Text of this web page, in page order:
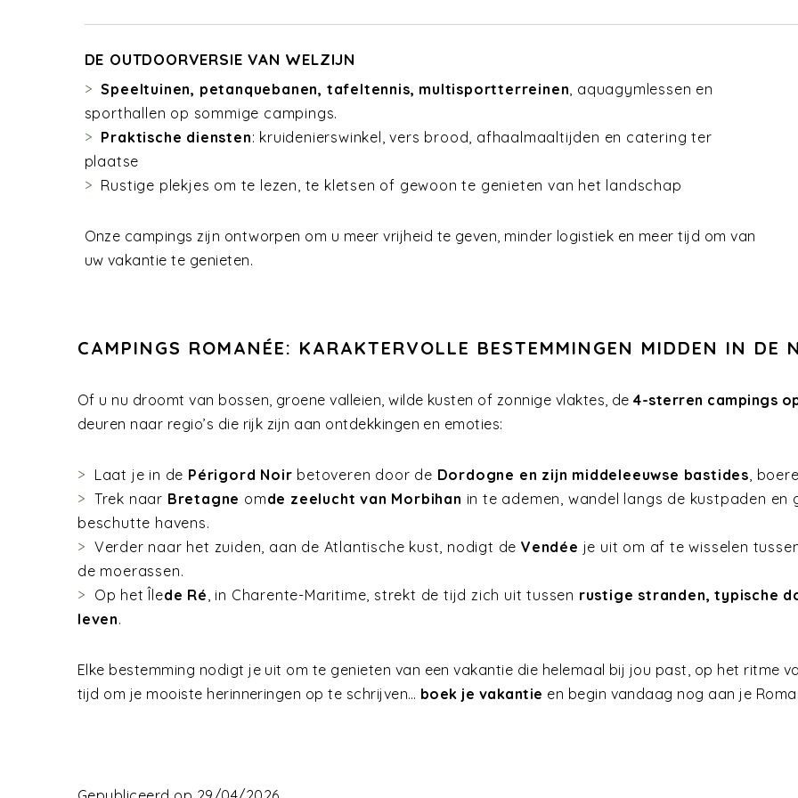
DE OUTDOORVERSIE VAN WELZIJN
Speeltuinen, petanquebanen, tafeltennis, multisportterreinen, aquagymlessen en
sporthallen op sommige campings.
Praktische diensten: kruidenierswinkel, vers brood, afhaalmaaltijden en catering ter
plaatse
Rustige plekjes om te lezen, te kletsen of gewoon te genieten van het landschap
Onze campings zijn ontworpen om u meer vrijheid te geven, minder logistiek en meer tijd om van
uw vakantie te genieten.
CAMPINGS ROMANÉE: KARAKTERVOLLE BESTEMMINGEN MIDDEN IN DE
Of u nu droomt van bossen, groene valleien, wilde kusten of zonnige vlaktes, de4-sterren campings
deuren naar regio’s die rijk zijn aan ontdekkingen en emoties:
Laat je in de Périgord Noir betoveren door de Dordogne en zijn middeleeuwse bastides,
Trek naar Bretagne omde zeelucht van Morbihan in te ademen, wandel langs de kustpaden
beschutte havens.
Verder naar het zuiden, aan de Atlantische kust, nodigt deVendée je uit om af te wisselen
de moerassen.
Op het Îlede Ré, in Charente-Maritime, strekt de tijd zich uit tussen rustige stranden, typische
leven.
Elke bestemming nodigt je uit om te genieten van een vakantie die helemaal bij jou past, op het ritme
tijd om je mooiste herinneringen op te schrijven… boek je vakantie en begin vandaag nog aan je